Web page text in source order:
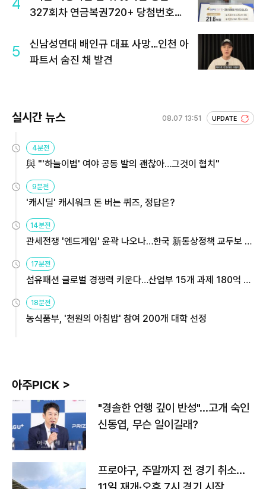
4
327회차 연금복권720+ 당첨번호조
5
신남성연대 배인규 대표 사망…인천 아
파트서 숨진 채 발견
실시간 뉴스 08.07 13:51 UPDATE
4분전
與 "'하늘이법' 여야 공동 발의 괜찮아…그것이 협치"
9분전
'캐시딜' 캐시워크 돈 버는 퀴즈, 정답은?
14분전
관세전쟁 '엔드게임' 윤곽 나오나…한국 新통상정책 교두보 활
용해야
17분전
섬유패션 글로벌 경쟁력 키운다…산업부 15개 과제 180억 지
원
18분전
농식품부, '천원의 아침밥' 참여 200개 대학 선정
아주PICK >
"경솔한 언행 깊이 반성"…고개 숙인
신동엽, 무슨 일이길래?
프로야구, 주말까지 전 경기 취소…